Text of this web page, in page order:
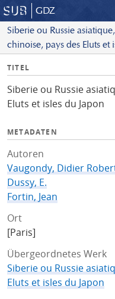
GDZ
Siberie ou Russie
chinoise, pays des Eluts et
I
f
o
TITEL
Siberie ou Russie
Eluts et isles du Japon
METADATEN
Autoren
Vaugondy, Didier
Dussy, E.
Fortin, Jean
Ort
[Paris]
Übergeordnetes Werk
Siberie ou Russie
Eluts et isles du Japon